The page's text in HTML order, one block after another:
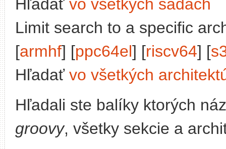
Hľadať vo všetkých sadách
Limit search to a specific
[armhf] [ppc64el] [riscv64] [
Hľadať vo všetkých
Hľadali ste balíky ktorých
groovy, všetky sekcie a